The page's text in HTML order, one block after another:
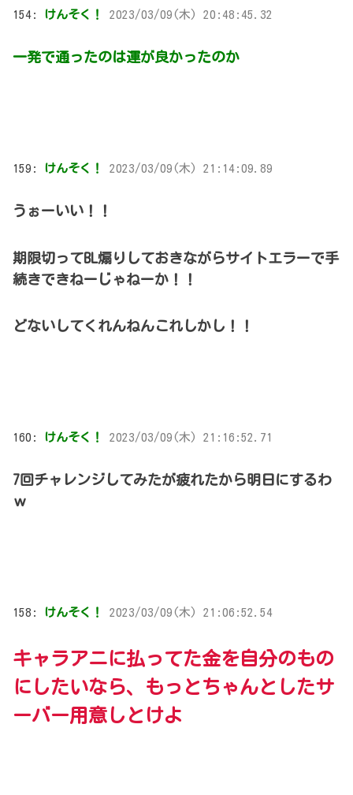
154: けんそく！ 2023/03/09(木) 20:48:45.32
一発で通ったのは運が良かったのか
159: けんそく！ 2023/03/09(木) 21:14:09.89
うぉーいい！！
期限切ってBL煽りしておきながらサイトエラーで手
続きできねーじゃねーか！！
どないしてくれんねんこれしかし！！
160: けんそく！ 2023/03/09(木) 21:16:52.71
7回チャレンジしてみたが疲れたから明日にするわ
ｗ
158: けんそく！ 2023/03/09(木) 21:06:52.54
キャラアニに払ってた金を自分のもの
にしたいなら、もっとちゃんとしたサ
ーバー用意しとけよ